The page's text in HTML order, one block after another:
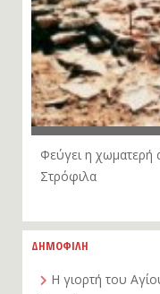
Φεύγει η χωματερή
Στρόφιλα
ΔΗΜΟΦΙΛΗ
Η γιορτή του Αγίου Ανδρέα και έθιμα της λαϊκής του